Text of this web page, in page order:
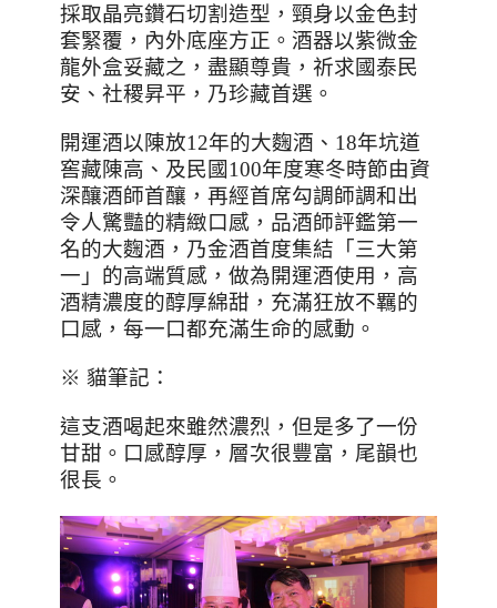
採取晶亮鑽石切割造型，頸身以金色封
套緊覆，內外底座方正。酒器以紫微金
龍外盒妥藏之，盡顯尊貴，祈求國泰民
安、社稷昇平，乃珍藏首選。
開運酒以陳放12年的大麴酒、 18年坑道
窖藏陳高、及民國100年度寒冬時節由資
深釀酒師首釀，再經首席勾調師調和出
令人驚豔的精緻口感，品酒師評鑑第一
名的大麴酒，乃金酒首度集結「三大第
一」的高端質感，做為開運酒使用，高
酒精濃度的醇厚綿甜，充滿狂放不羈的
口感，每一口都充滿生命的感動。
※ 貓筆記：
這支酒喝起來雖然濃烈，但是多了一份
甘甜。口感醇厚，層次很豐富，尾韻也
很長。